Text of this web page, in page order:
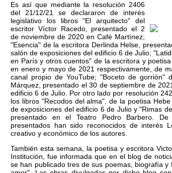
Es así que mediante la resolución 2406
del 21/12/21 se declararon de interés
legislativo los libros "El arquitecto" del
escritor Víctor Racedo, presentado el 2
de noviembre de 2020 en Café Martínez;
"Esencia" de la escritora Derlinda Helse,
salón de exposiciones del edificio 6 de Julio;
en París y otros cuentos" de la escritora y
en enero y mayo de 2021 respectivamente, de
canal propio de YouTube; "Boceto de gorrión"
Márquez, presentado el 30 de septiembre de
edificio 6 de Julio. Por otro lado por resolución
los libros "Recodos del alma", de la poetisa
de exposiciones del edificio 6 de Julio y "Rimas
presentado en el Teatro Pedro Barbero.
presentados han sido reconocidos de interés
creativo y económico de los autores.
También esta semana, la poetisa y escritora
Institución, fue informada que en el blog de
se han publicado tres de sus poemas, biografía